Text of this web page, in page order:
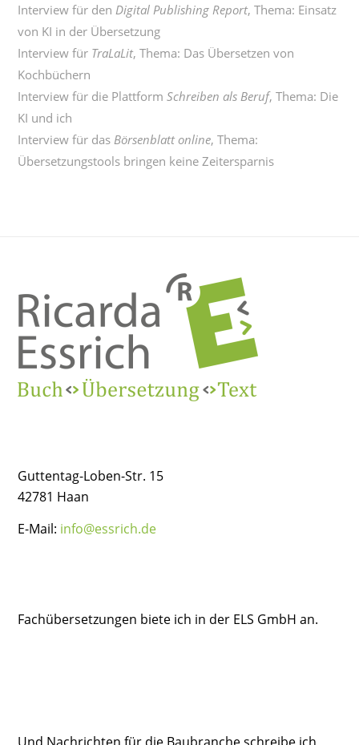
Interview für den Digital Publishing Report, Thema: Einsatz
von KI in der Übersetzung
Interview für TraLaLit, Thema: Das Übersetzen von
Kochbüchern
Interview für die PlattformSchreiben als Beruf, Thema: Die
KI und ich
Interview für das Börsenblatt online, Thema:
Übersetzungstools bringen keine Zeitersparnis
Guttentag-Loben-Str. 15
42781 Haan
E-Mail: info@essrich.de
Fachübersetzungen biete ich in der ELS GmbH an.